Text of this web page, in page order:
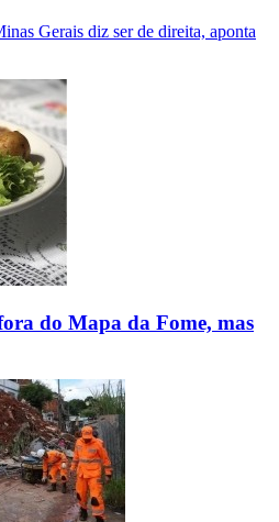
Gerais diz ser de direita, aponta
do Mapa da Fome, mas